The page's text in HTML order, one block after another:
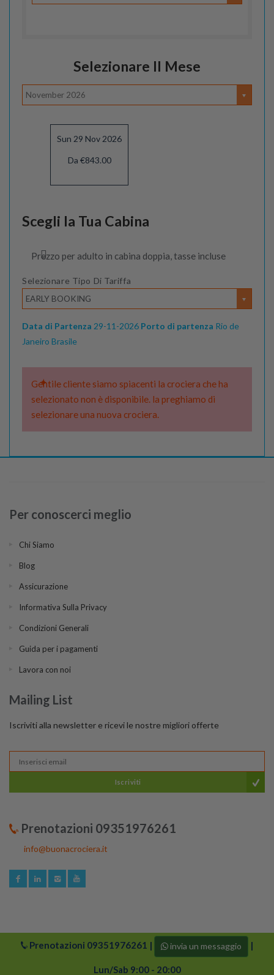
Selezionare Il Mese
November 2026
Sun 29 Nov 2026
Da €843.00
Scegli la Tua Cabina
Prezzo per adulto in cabina doppia, tasse incluse
Selezionare Tipo Di Tariffa
EARLY BOOKING
Data di Partenza 29-11-2026 Porto di partenza Rio de
Janeiro Brasile
Gentile cliente siamo spiacenti la crociera che ha
selezionato non è disponibile. la preghiamo di
selezionare una nuova crociera.
Per conoscerci meglio
Chi Siamo
Blog
Assicurazione
Informativa Sulla Privacy
Condizioni Generali
Guida per i pagamenti
Lavora con noi
Mailing List
Iscriviti alla newsletter e ricevi le nostre migliori offerte
Iscriviti
Prenotazioni 09351976261
info@buonacrociera.it
© 2024 buonacrociera | Tutti i diritti riservati. Logo di
Buonacrociera e i suoi partner sono protetti da copyright.
Prenotazioni 09351976261 | invia un messaggio |
Lun/Sab 9:00 - 20:00